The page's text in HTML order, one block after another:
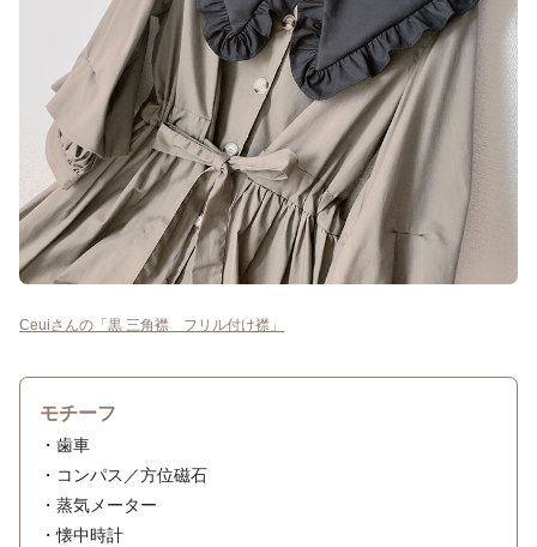
Ceuiさんの「黒 三角襟 フリル付け襟」
モチーフ
・歯車
・コンパス／方位磁石
・蒸気メーター
・懐中時計